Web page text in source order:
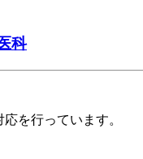
を行っています。